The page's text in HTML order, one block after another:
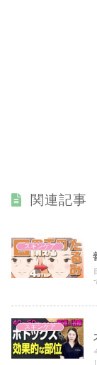
関連記事
スキンケア
スキンケア